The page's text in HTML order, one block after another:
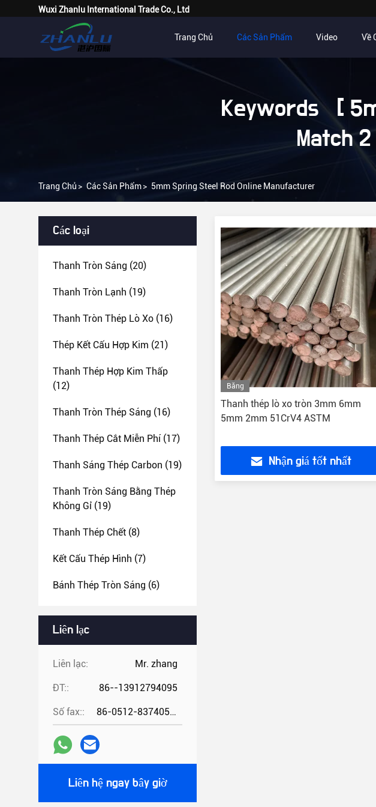
Wuxi Zhanlu International Trade Co., Ltd
Trang Chủ Các Sản Phẩm Video Về
Keywords [
Match
Trang Chủ > Các Sản Phẩm> 5mm Spring Steel Rod Online Manufacturer
Các loại
Thanh Tròn Sáng (20)
Thanh Tròn Lạnh (19)
Thanh Tròn Thép Lò Xo (16)
Thép Kết Cấu Hợp Kim (21)
Thanh Thép Hợp Kim Thấp
(12)
Thanh Tròn Thép Sáng (16)
Thanh Thép Cắt Miễn Phí(17)
Thanh Sáng Thép Carbon (19)
Thanh Tròn Sáng Bằng Thép
Không Gỉ (19)
Thanh Thép Chết (8)
Kết Cấu Thép Hình (7)
Bánh Thép Tròn Sáng (6)
Liên lạc
Liên lạc: Mr. zhang
ĐT:: 86--13912794095
Số fax:: 86-0512-83740521
Liên hệ ngay bây giờ
Băng
hình
Thanh thép lò xo tròn 3mm 6mm
5mm 2mm 51CrV4 ASTM
Nhận giá tốt nhất